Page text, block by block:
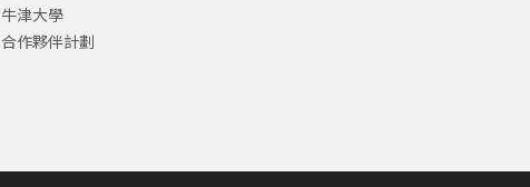
牛津大學
合作夥伴計劃